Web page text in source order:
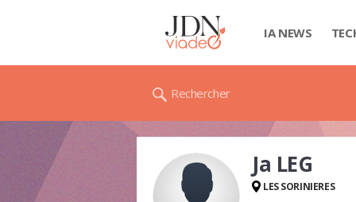
IA NEWS
Rechercher
Ja LEG
LES SORINIERES